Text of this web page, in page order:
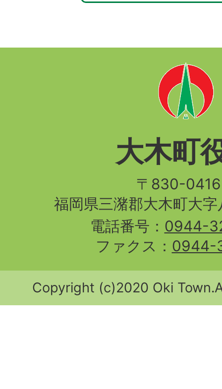
大木町
〒830-
福岡県三潴郡大木町大
電話番号： 0944-
ファクス： 0944-
Copyright (c)2020 Oki